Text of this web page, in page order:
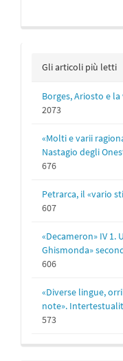
Gli articoli più letti
Borges, Ariosto e
2073
«Molti e varii
Nastagio degli
676
Petrarca, il «vario
607
«Decameron» IV 1.
Ghismonda»
606
«Diverse lingue,
note».
573